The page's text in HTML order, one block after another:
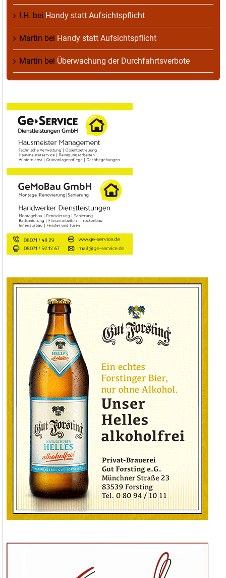
I.H. bei Handy statt Aufsichtspflicht
Martin bei Handy statt Aufsichtspflicht
Martin bei Überwachung der Durchfahrtsverbote